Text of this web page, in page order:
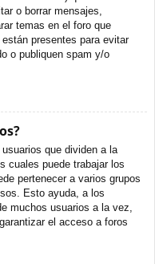
o borrar mensajes,
temas en el foro que
presentes para evitar
o publiquen spam y/o
que dividen a la
cuales puede trabajar los
pertenecer a varios grupos
Esto ayuda, a los
muchos usuarios a la vez,
el acceso a foros